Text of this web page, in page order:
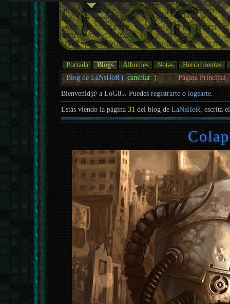
Portada Blogs Álbumes Notas
Herramientas
Blog de LaNsHoR ( cambiar ): Página Principal
Bienvenid@ a LoG85. Puedesregistrarte ologearte.
Estás viendo la página31 del blog deLaNsHoR , escrita